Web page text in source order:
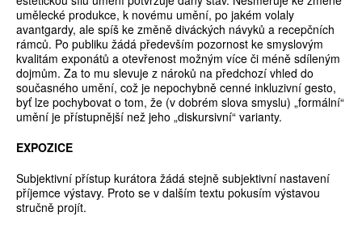
umělecké produkce, k novému umění, po jakém volaly
avantgardy, ale spíš ke změně diváckých návyků a recepčních
rámců. Po publiku žádá především pozornost ke smyslovým
kvalitám exponátů a otevřenost možným více či méně sdíleným
dojmům. Za to mu slevuje z nároků na předchozí vhled do
současného umění, což je nepochybně cenné inkluzivní gesto,
byť lze pochybovat o tom, že (v dobrém slova smyslu) „formální“
umění je přístupnější než jeho „diskursivní“ varianty.
EXPOZICE
Subjektivní přístup kurátora žádá stejně subjektivní nastavení
příjemce výstavy. Proto se v dalším textu pokusím výstavou
stručně projít.